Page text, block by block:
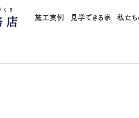
施工実例 見学できる家 私たち